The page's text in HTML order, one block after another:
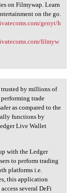
on Filmywap. Learn
on the go.
genyt/h
filmyw
is
trusted by millions of
trade
as compared to the
functions by
Live Wallet
with the Ledger
to perform trading
platforms i.e.
this application
several DeFi